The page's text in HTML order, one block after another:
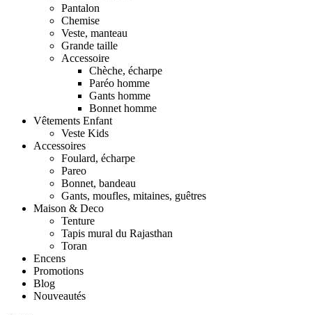
Pantalon
Chemise
Veste, manteau
Grande taille
Accessoire
Chèche, écharpe
Paréo homme
Gants homme
Bonnet homme
Vêtements Enfant
Veste Kids
Accessoires
Foulard, écharpe
Pareo
Bonnet, bandeau
Gants, moufles, mitaines, guêtres
Maison & Deco
Tenture
Tapis mural du Rajasthan
Toran
Encens
Promotions
Blog
Nouveautés